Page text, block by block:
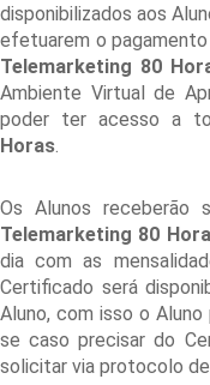
disponibilizados aos
efetuarem o
Telemarketing 80
Ambiente Virtual de
poder ter acesso a
Horas
Os Alunos receberão
Telemarketing 80
dia com as
Certificado será
Aluno, com isso o
se caso precisar do
solicitar via protocolo